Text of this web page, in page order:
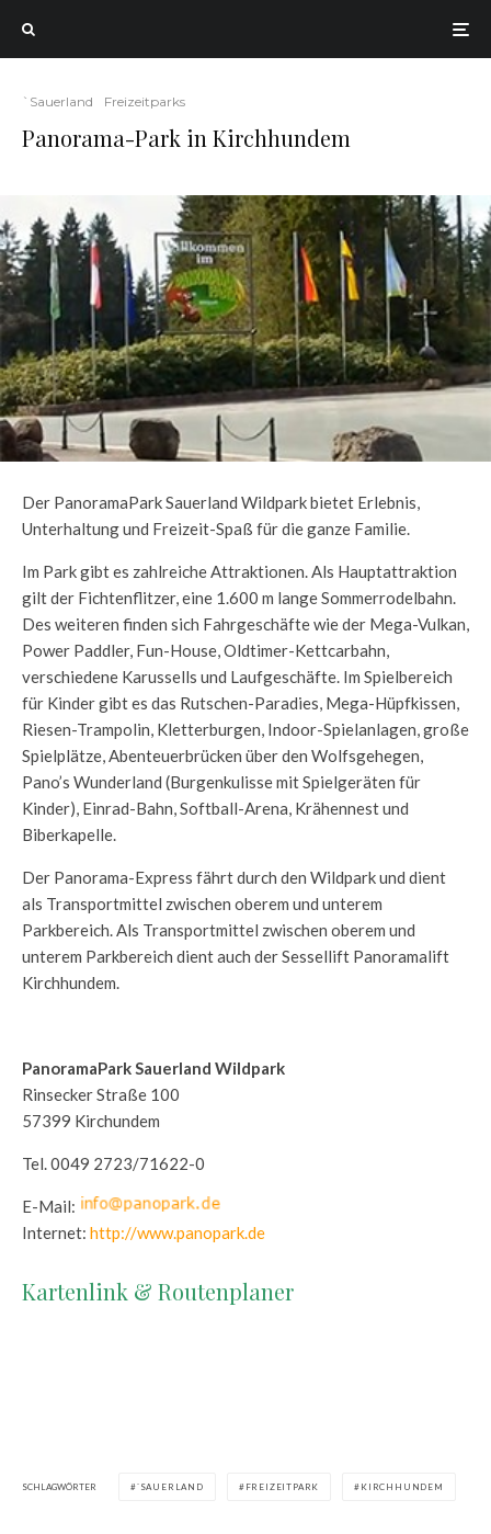
`Sauerland Freizeitparks
Panorama-Park in Kirchhundem
Der PanoramaPark Sauerland Wildpark bietet Erlebnis,
Unterhaltung und Freizeit-Spaß für die ganze Familie.
Im Park gibt es zahlreiche Attraktionen. Als Hauptattraktion
gilt der Fichtenflitzer, eine 1.600 m lange Sommerrodelbahn.
Des weiteren finden sich Fahrgeschäfte wie der Mega-Vulkan,
Power Paddler, Fun-House, Oldtimer-Kettcarbahn,
verschiedene Karussells und Laufgeschäfte. Im Spielbereich
für Kinder gibt es das Rutschen-Paradies, Mega-Hüpfkissen,
Riesen-Trampolin, Kletterburgen, Indoor-Spielanlagen, große
Spielplätze, Abenteuerbrücken über den Wolfsgehegen,
Pano’s Wunderland (Burgenkulisse mit Spielgeräten für
Kinder), Einrad-Bahn, Softball-Arena, Krähennest und
Biberkapelle.
Der Panorama-Express fährt durch den Wildpark und dient
als Transportmittel zwischen oberem und unterem
Parkbereich. Als Transportmittel zwischen oberem und
unterem Parkbereich dient auch der Sessellift Panoramalift
Kirchhundem.
PanoramaPark Sauerland Wildpark
Rinsecker Straße 100
57399 Kirchundem
Tel. 0049 2723/71622-0
E-Mail:
Internet: http://www.panopark.de
Kartenlink & Routenplaner
SCHLAGWÖRTER `SAUERLAND FREIZEITPARK KIRCHHUNDEM